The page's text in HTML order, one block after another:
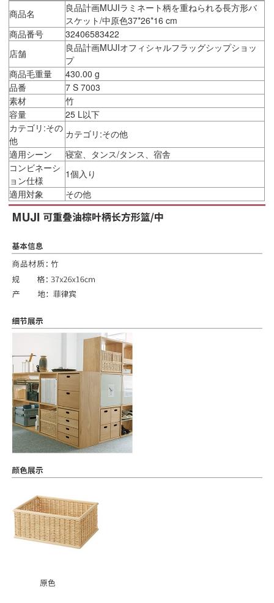
商品名
良品計画MUJIラミネート柄を重ねられる長方形バ
スケット/中原色37*26*16 cm
商品番号
32406583422
店舗
良品計画MUJIオフィシャルフラッグシップショッ
プ
商品毛重量
430.00 g
品番
7 S 7003
素材
竹
容量
25 L以下
カテゴリ:その
他
カテゴリ:その他
適用シーン
寝室、タンス/タンス、宿舎
コンビネーシ
ョン仕様
1個入り
適用対象
その他